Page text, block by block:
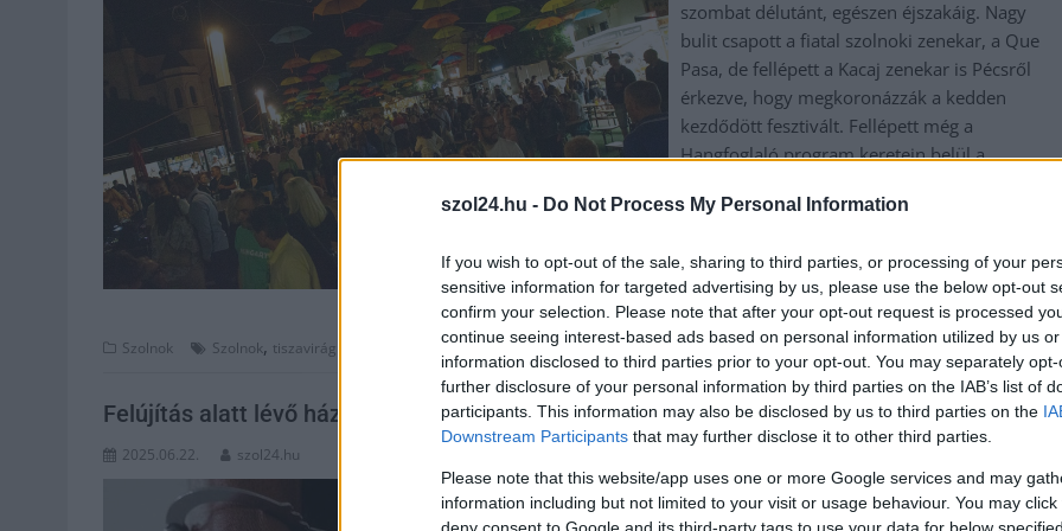
szol24.hu - Do Not Process My Personal Information
If you wish to opt-out of the sale, sharing to third parties, or processing of your
sensitive information for targeted advertising by us, please use the below opt-out
confirm your selection. Please note that after your opt-out request is processed
continue seeing interest-based ads based on personal information utilized by us
information disclosed to third parties prior to your opt-out. You may separately
further disclosure of your personal information by third parties on the IAB’s list of
participants. This information may also be disclosed by us to third parties on the
Downstream Participants that may further disclose it to other third parties.
Please note that this website/app uses one or more Google services and may
information including but not limited to your visit or usage behaviour. You may
deny consent to Google and its third-party tags to use your data for below
szombat délutánt, egészen éjszakáig. Nagy
bulit csapott a fiatal szolnoki zenekar, a Que
Pasa, de fellépett a Kacaj zenekar is Pécsről
érkezve, hogy megkoronázzák a kedden
kezdődött fesztivált. Fellépett még a
Hangfoglaló program keretein belül a
akik eddig több napja velünk voltak, mint
TOVÁBB OLVASOM
Szolnok Szolnok, tiszavirág fesztivál
Felújítás alatt lévő házat raboltak ki Tiszaburán
2025.06.22. szol24.hu
Egy tiszaburai ingatlantulajdonos tett
bejelentést a rendőrségre, mert kirabolták a